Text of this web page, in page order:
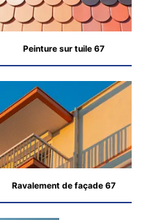
Peinture sur tuile 67
Ravalement de façade 67